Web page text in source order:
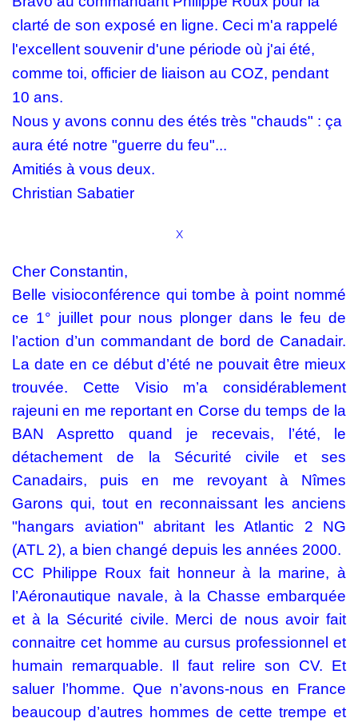
clarté de son exposé en ligne. Ceci m'a rappelé
l'excellent souvenir d'une période où j'ai été,
comme toi, officier de liaison au COZ, pendant
10 ans.
Nous y avons connu des étés très "chauds" : ça
aura été notre "guerre du feu"...
Amitiés à vous deux.
Christian Sabatier
x
Cher Constantin,
Belle visioconférence qui tombe à point nommé
ce 1° juillet pour nous plonger dans le feu de
l’action d’un commandant de bord de Canadair.
La date en ce début d’été ne pouvait être mieux
trouvée. Cette Visio m’a considérablement
rajeuni en me reportant en Corse du temps de la
BAN Aspretto quand je recevais, l’été, le
détachement de la Sécurité civile et ses
Canadairs, puis en me revoyant à Nîmes
Garons qui, tout en reconnaissant les anciens
"hangars aviation" abritant les Atlantic 2 NG
(ATL 2), a bien changé depuis les années 2000.
CC Philippe Roux fait honneur à la marine, à
l’Aéronautique navale, à la Chasse embarquée
et à la Sécurité civile. Merci de nous avoir fait
connaitre cet homme au cursus professionnel et
humain remarquable. Il faut relire son CV. Et
saluer l’homme. Que n’avons-nous en France
beaucoup d’autres hommes de cette trempe et